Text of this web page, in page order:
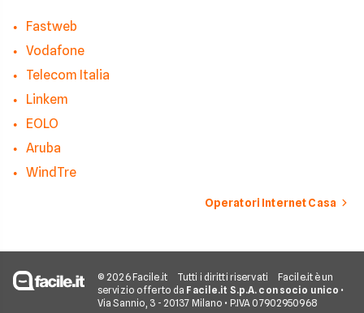
Fastweb
Vodafone
Telecom Italia
Linkem
EOLO
Aruba
WindTre
Operatori Internet Casa
© 2026 Facile.it Tutti i diritti riservati
Facile.it è un
servizio offerto da Facile.it S.p.A. con socio unico •
Via Sannio, 3 - 20137 Milano • P.IVA 07902950968